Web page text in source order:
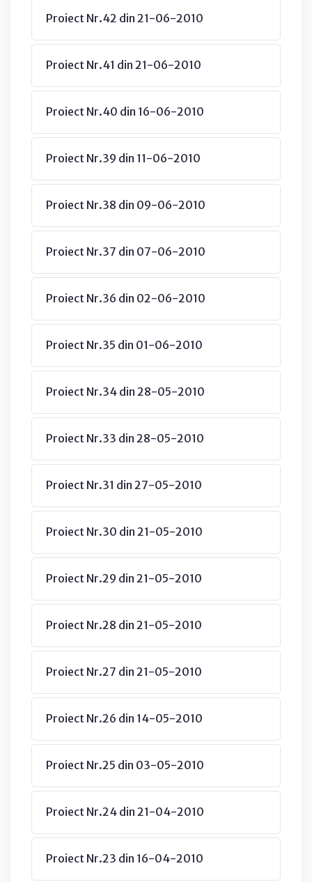
Proiect Nr.42 din 21-06-2010
Proiect Nr.41 din 21-06-2010
Proiect Nr.40 din 16-06-2010
Proiect Nr.39 din 11-06-2010
Proiect Nr.38 din 09-06-2010
Proiect Nr.37 din 07-06-2010
Proiect Nr.36 din 02-06-2010
Proiect Nr.35 din 01-06-2010
Proiect Nr.34 din 28-05-2010
Proiect Nr.33 din 28-05-2010
Proiect Nr.31 din 27-05-2010
Proiect Nr.30 din 21-05-2010
Proiect Nr.29 din 21-05-2010
Proiect Nr.28 din 21-05-2010
Proiect Nr.27 din 21-05-2010
Proiect Nr.26 din 14-05-2010
Proiect Nr.25 din 03-05-2010
Proiect Nr.24 din 21-04-2010
Proiect Nr.23 din 16-04-2010